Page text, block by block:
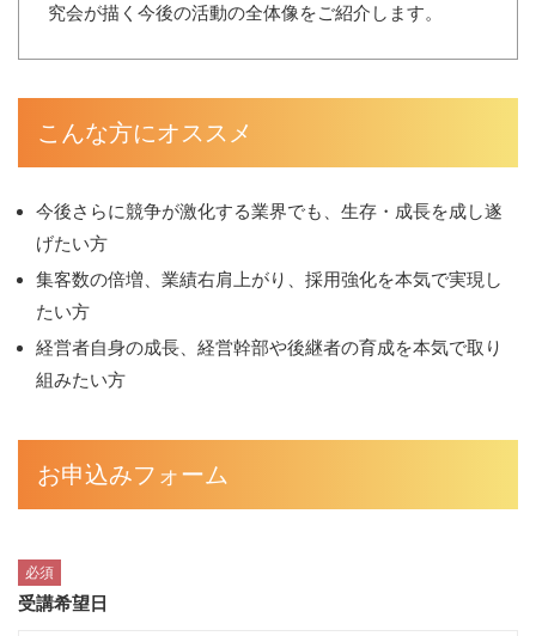
究会が描く今後の活動の全体像をご紹介します。
こんな方にオススメ
今後さらに競争が激化する業界でも、生存・成長を成し遂
げたい方
集客数の倍増、業績右肩上がり、採用強化を本気で実現し
たい方
経営者自身の成長、経営幹部や後継者の育成を本気で取り
組みたい方
お申込みフォーム
必須
受講希望日